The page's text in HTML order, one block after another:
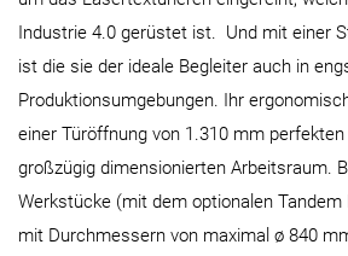
Industrie 4.0 gerüstet ist. Und mit einer
ist die sie der ideale Begleiter auch in
Produktionsumgebungen. Ihr
einer Türöffnung von 1.310 mm
großzügig dimensionierten Arbeitsraum.
Werkstücke (mit dem optionalen Tandem
mit Durchmessern von maximal ø 840